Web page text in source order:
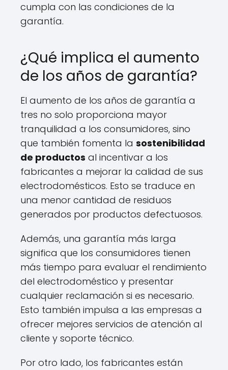
cumpla con las condiciones de la
garantía.
¿Qué implica el aumento
de los años de garantía?
El aumento de los años de garantía a
tres no solo proporciona mayor
tranquilidad a los consumidores, sino
que también fomenta la sostenibilidad
de productos al incentivar a los
fabricantes a mejorar la calidad de sus
electrodomésticos. Esto se traduce en
una menor cantidad de residuos
generados por productos defectuosos.
Además, una garantía más larga
significa que los consumidores tienen
más tiempo para evaluar el rendimiento
del electrodoméstico y presentar
cualquier reclamación si es necesario.
Esto también impulsa a las empresas a
ofrecer mejores servicios de atención al
cliente y soporte técnico.
Por otro lado, los fabricantes están